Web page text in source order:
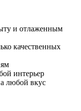
и отлаженным
качественных
интерьер
любой вкус